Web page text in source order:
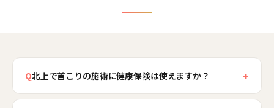
Q北上で首こりの施術に健康保険は使えますか？ +
日常的な作業や姿勢からくる慢性的な首こりは、